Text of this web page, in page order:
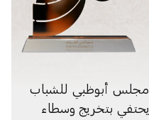
مجلس أبوظبي للشباب
يحتفي بتخريج وسطاء